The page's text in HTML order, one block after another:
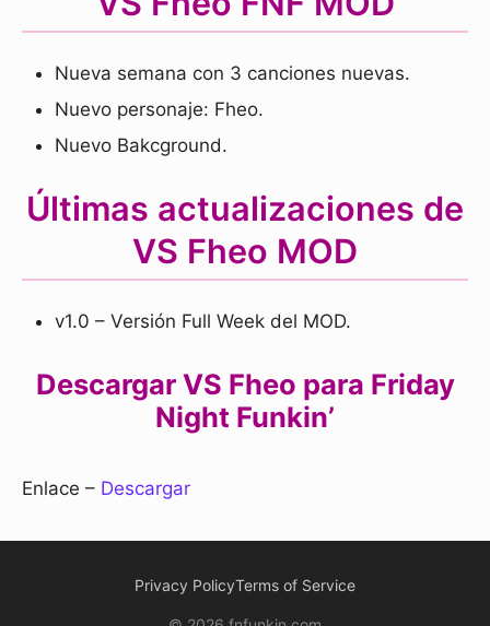
Nueva semana con 3 canciones nuevas.
Nuevo personaje: Fheo.
Nuevo Bakcground.
Últimas actualizaciones de
VS Fheo MOD
v1.0 – Versión Full Week del MOD.
Descargar VS Fheo para Friday
Night Funkin’
Enlace – Descargar
Privacy PolicyTerms of Service